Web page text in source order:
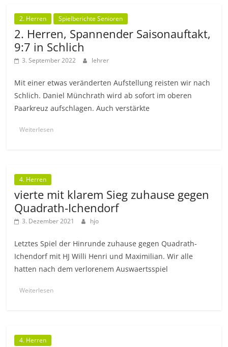
2. Herren Spielberichte Senioren
2. Herren, Spannender Saisonauftakt,
9:7 in Schlich
3. September 2022 lehrer
Mit einer etwas veränderten Aufstellung reisten wir nach
Schlich. Daniel Münchrath wird ab sofort im oberen
Paarkreuz aufschlagen. Auch verstärkte
Weiterlesen
4. Herren
vierte mit klarem Sieg zuhause gegen
Quadrath-Ichendorf
3. Dezember 2021 hjo
Letztes Spiel der Hinrunde zuhause gegen Quadrath-
Ichendorf mit HJ Willi Henri und Maximilian. Wir alle
hatten nach dem verlorenem Auswaertsspiel
Weiterlesen
4. Herren